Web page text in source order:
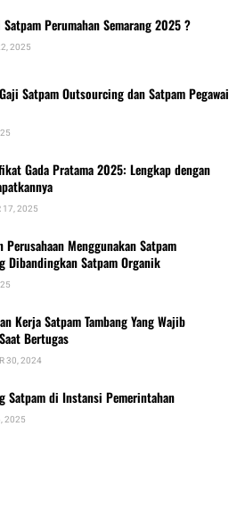
Perumahan Semarang 2025 ?
2025
Satpam Outsourcing dan Satpam Pegawai
Gada Pratama 2025: Lengkap dengan
17, 2025
Perusahaan Menggunakan Satpam
Dibandingkan Satpam Organik
Kerja Satpam Tambang Yang Wajib
Bertugas
30, 2024
Satpam di Instansi Pemerintahan
2025